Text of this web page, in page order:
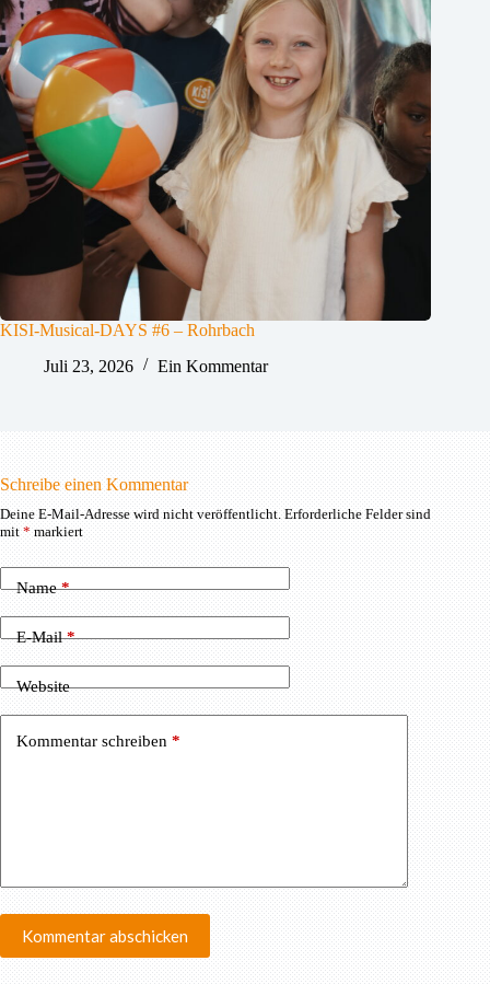
KISI-Musical-DAYS #6 – Rohrbach
Juli 23, 2026
Ein Kommentar
Schreibe einen Kommentar
Deine E-Mail-Adresse wird nicht veröffentlicht. Erforderliche Felder sind
mit*markiert
Name*
E-Mail*
Website
Kommentar schreiben *
Kommentar abschicken